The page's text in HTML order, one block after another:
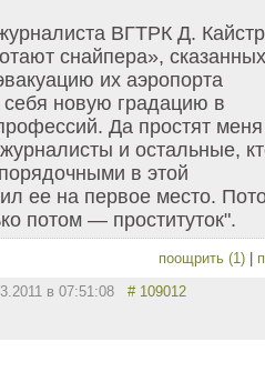
ВГТРК Д.
снайпера»,
их аэропорта
новую градацию в
Да простят меня
и остальные,
в этой
ее на первое место.
потом — проституток".
поощрить (1)
в 07:51:08 # 109012